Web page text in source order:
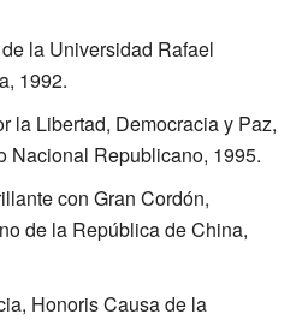
la Universidad Rafael
1992.
la Libertad, Democracia y Paz,
Nacional Republicano, 1995.
con Gran Cordón,
de la República de China,
Honoris Causa de la